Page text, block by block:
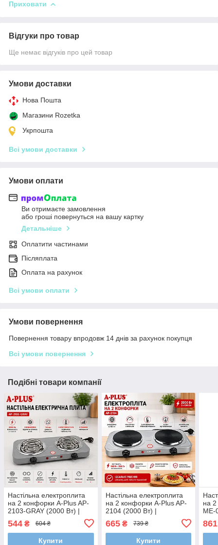
Приховати
Відгуки про товар
Ще немає відгуків про цей товар
Умови доставки
Нова Пошта
Магазини Rozetka
Укрпошта
Всі умови доставки
Умови оплати
Ви отримаєте замовлення
або гроші повернуться на вашу картку
Детальніше
Оплатити частинами
Післяплата
Оплата на рахунок
Всі умови оплати
Умови повернення
Повернення товару впродовж 14 днів за рахунок покупця
Всі умови повернення
Подібні товари компанії
Настільна електроплита
на 2 конфорки A-Plus AP-
2103-GRAY (2000 Вт) |
незалежне керування
(Сіра)
544 ₴ 604 ₴
Купити
Настільна електроплита
на 2 конфорки A-Plus AP-
2104 (2000 Вт) |
Емальований металевий
корпус та два
автотермостати
665₴ 739 ₴
Купити
на
ME-
861